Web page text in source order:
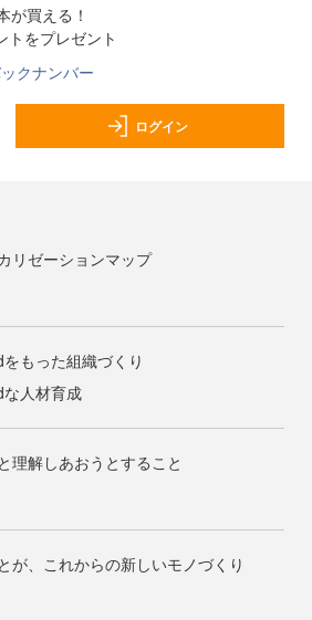
が買える！
トをプレゼント
クナンバー
ログイン
リゼーションマップ
もった組織づくり
人材育成
理解しあおうとすること
が、これからの新しいモノづくり